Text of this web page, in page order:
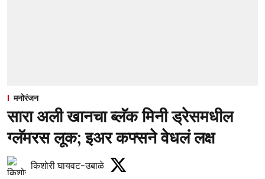
मनोरंजन
सारा अली खानचा ब्लॅक मिनी ड्रेसमधील
ग्लॅमरस लूक; इअर कफ्सने वेधलं लक्ष
किशोरी घायवट-उबाळे